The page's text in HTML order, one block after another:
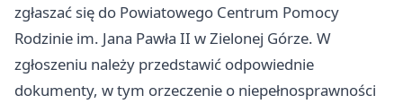
zgłaszać się do Powiatowego Centrum Pomocy
Rodzinie im. Jana Pawła II w Zielonej Górze. W
zgłoszeniu należy przedstawić odpowiednie
dokumenty, w tym orzeczenie o niepełnosprawności